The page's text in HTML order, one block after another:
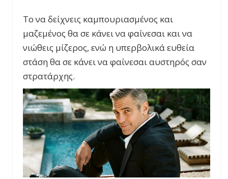
Το να δείχνεις καμπουριασμένος και
μαζεμένος θα σε κάνει να φαίνεσαι και να
νιώθεις μίζερος, ενώ η υπερβολικά ευθεία
στάση θα σε κάνει να φαίνεσαι αυστηρός σαν
στρατάρχης.